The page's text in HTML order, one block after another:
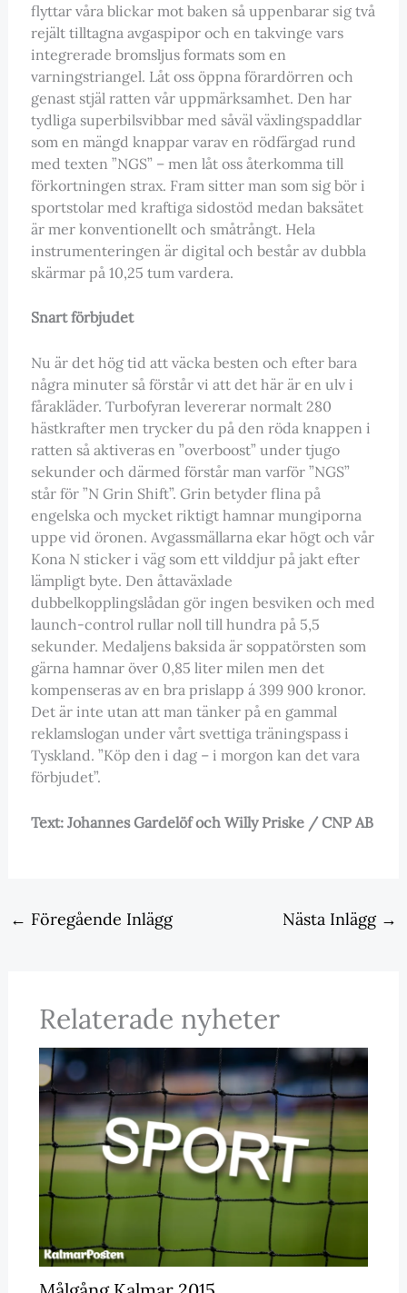
flyttar våra blickar mot baken så uppenbarar sig två
rejält tilltagna avgaspipor och en takvinge vars
integrerade bromsljus formats som en
varningstriangel. Låt oss öppna förardörren och
genast stjäl ratten vår uppmärksamhet. Den har
tydliga superbilsvibbar med såväl växlingspaddlar
som en mängd knappar varav en rödfärgad rund
med texten ”NGS” – men låt oss återkomma till
förkortningen strax. Fram sitter man som sig bör i
sportstolar med kraftiga sidostöd medan baksätet
är mer konventionellt och småtrångt. Hela
instrumenteringen är digital och består av dubbla
skärmar på 10,25 tum vardera.
Snart förbjudet
Nu är det hög tid att väcka besten och efter bara
några minuter så förstår vi att det här är en ulv i
fårakläder. Turbofyran levererar normalt 280
hästkrafter men trycker du på den röda knappen i
ratten så aktiveras en ”overboost” under tjugo
sekunder och därmed förstår man varför ”NGS”
står för ”N Grin Shift”. Grin betyder flina på
engelska och mycket riktigt hamnar mungiporna
uppe vid öronen. Avgassmällarna ekar högt och vår
Kona N sticker i väg som ett vilddjur på jakt efter
lämpligt byte. Den åttaväxlade
dubbelkopplingslådan gör ingen besviken och med
launch-control rullar noll till hundra på 5,5
sekunder. Medaljens baksida är soppatörsten som
gärna hamnar över 0,85 liter milen men det
kompenseras av en bra prislapp á 399 900 kronor.
Det är inte utan att man tänker på en gammal
reklamslogan under vårt svettiga träningspass i
Tyskland. ”Köp den i dag – i morgon kan det vara
förbjudet”.
Text: Johannes Gardelöf och Willy Priske / CNP AB
← Föregående Inlägg Nästa Inlägg →
Relaterade nyheter